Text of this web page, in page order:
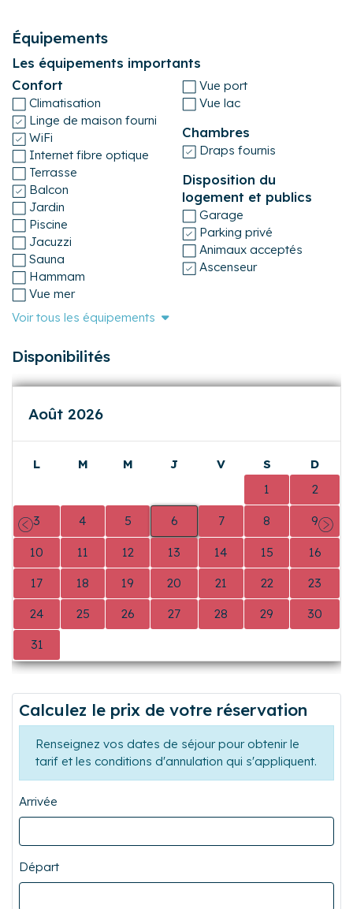
Équipements
Les équipements importants
Confort
Climatisation
Linge de maison fourni
WiFi
Internet fibre optique
Terrasse
Balcon
Jardin
Piscine
Jacuzzi
Sauna
Hammam
Vue mer
Vue port
Vue lac
Chambres
Draps fournis
Disposition du
logement et publics
Garage
Parking privé
Animaux acceptés
Ascenseur
Voir tous les équipements
Disponibilités
Août 2026
L M M J V S
D
1 2
3 4 5 6 7 8 9
10 11 12 13 14 15 16
17 18 19 20 21 22 23
24 25 26 27 28 29 30
31
Précédent
Calculez le prix de votre réservation
Renseignez vos dates de séjour pour obtenir le
tarif et les conditions d'annulation qui s'appliquent.
Arrivée
Départ